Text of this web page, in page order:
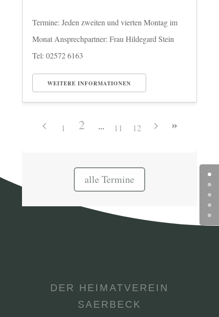
Termine: Jeden zweiten und vierten Montag im
Monat Ansprechpartner: Frau Hildegard Stein
Tel: 02572 6163
WEITERE INFORMATIONEN
1 2 11 12
alle Termine
DER HEIMATVEREIN
SAERBECK